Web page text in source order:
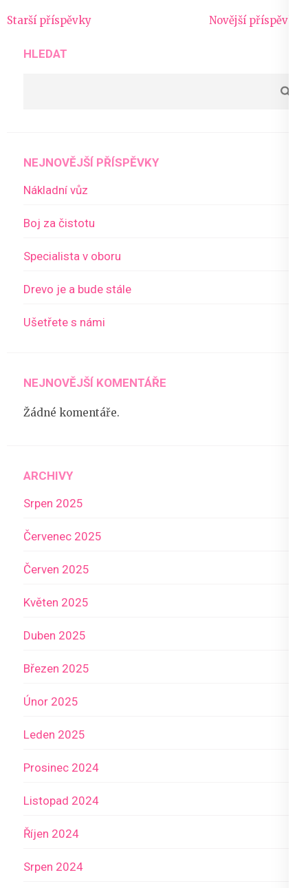
Navigace
příspěvky
Starší příspěvky Novější příspěvky
HLEDAT
NEJNOVĚJŠÍ PŘÍSPĚVKY
Nákladní vůz
Boj za čistotu
Specialista v oboru
Drevo je a bude stále
Ušetřete s námi
NEJNOVĚJŠÍ KOMENTÁŘE
Žádné komentáře.
ARCHIVY
Srpen 2025
Červenec 2025
Červen 2025
Květen 2025
Duben 2025
Březen 2025
Únor 2025
Leden 2025
Prosinec 2024
Listopad 2024
Říjen 2024
Srpen 2024